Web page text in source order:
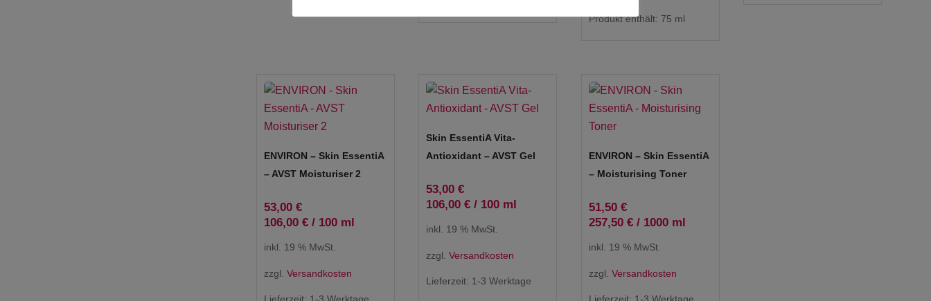
Produkt enthält: 75 ml
ENVIRON – Skin EssentiA
– AVST Moisturiser 2
53,00 €
106,00 €/ 100 ml
inkl. 19 % MwSt.
zzgl. Versandkosten
Lieferzeit: 1-3 Werktage
Skin EssentiA Vita-
Antioxidant – AVST Gel
53,00€
106,00€ / 100 ml
inkl. 19 % MwSt.
zzgl.Versandkosten
Lieferzeit: 1-3 Werktage
ENVIRON – Skin EssentiA
– Moisturising Toner
51,50 €
257,50 €/ 1000 ml
inkl. 19 % MwSt.
zzgl. Versandkosten
Lieferzeit: 1-3 Werktage